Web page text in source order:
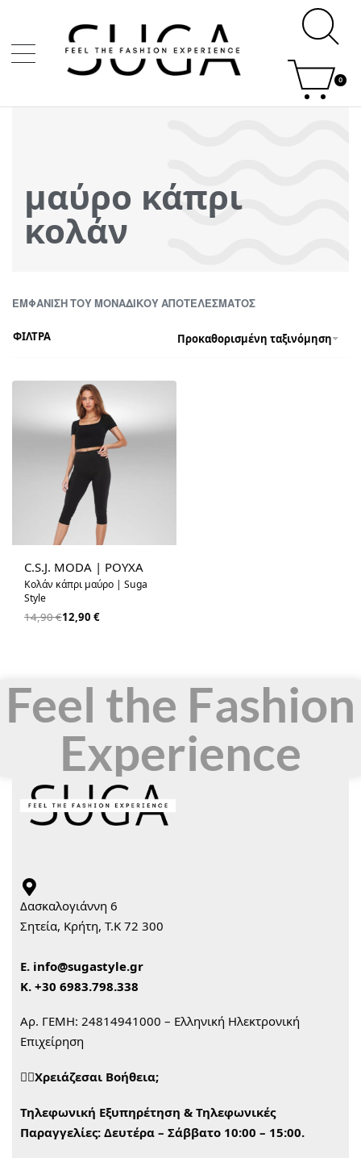
0
μαύρο κάπρι
κολάν
ΕΜΦΆΝΙΣΗ ΤΟΥ ΜΟΝΑΔΙΚΟΎ ΑΠΟΤΕΛΈΣΜΑΤΟΣ
Προκαθορισμένη ταξινόμηση
ΦΙΛΤΡΑ
C.S.J. MODA | ΡΟΥΧΑ
Κολάν κάπρι μαύρο | Suga
Style
14,90€12,90 €
Feel the Fashion
Experience
Δασκαλογιάννη 6
Σητεία, Κρήτη, Τ.Κ 72 300
Ε. info@sugastyle.gr
Κ. +30 6983.798.338
Αρ. ΓΕΜΗ: 24814941000 – Ελληνική Ηλεκτρονική
Επιχείρηση
🙋‍♀️Χρειάζεσαι Βοήθεια;
Τηλεφωνική Εξυπηρέτηση & Τηλεφωνικές
Παραγγελίες: Δευτέρα – Σάββατο 10:00 – 15:00.